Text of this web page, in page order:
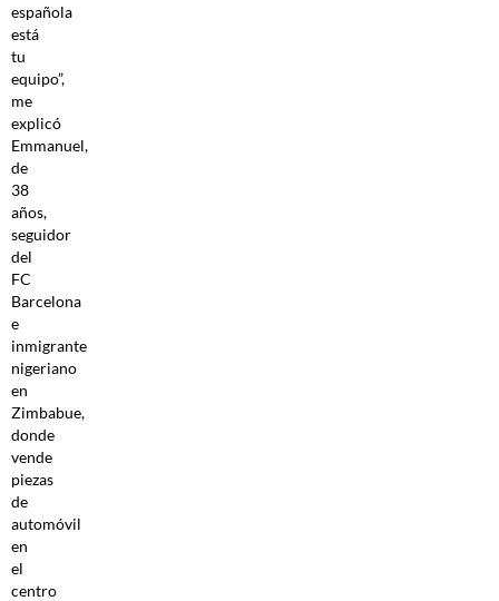
española
está
tu
equipo”,
me
explicó
Emmanuel,
de
38
años,
seguidor
del
FC
Barcelona
e
inmigrante
nigeriano
en
Zimbabue,
donde
vende
piezas
de
automóvil
en
el
centro